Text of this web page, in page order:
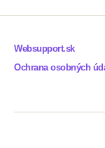
Websupport.sk
Ochrana osobných